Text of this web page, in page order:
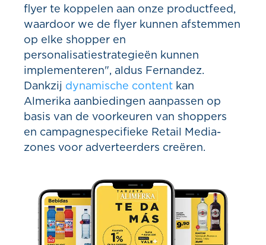
flyer te koppelen aan onze productfeed,
waardoor we de flyer kunnen afstemmen
op elke shopper en
personalisatiestrategieën kunnen
implementeren", aldus Fernandez.
Dankzij dynamische content kan
Almerika aanbiedingen aanpassen op
basis van de voorkeuren van shoppers
en campagnespecifieke Retail Media-
zones voor adverteerders creëren.